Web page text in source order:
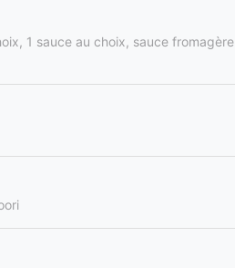
1 sauce au choix, sauce fromagère